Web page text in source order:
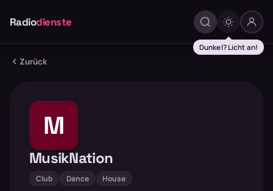
Radiodienste
Dunkel? Licht an!
Zurück
M
MusikNation
Club Dance House